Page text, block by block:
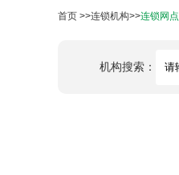
首页 >>连锁机构>>连锁网点
机构搜索：